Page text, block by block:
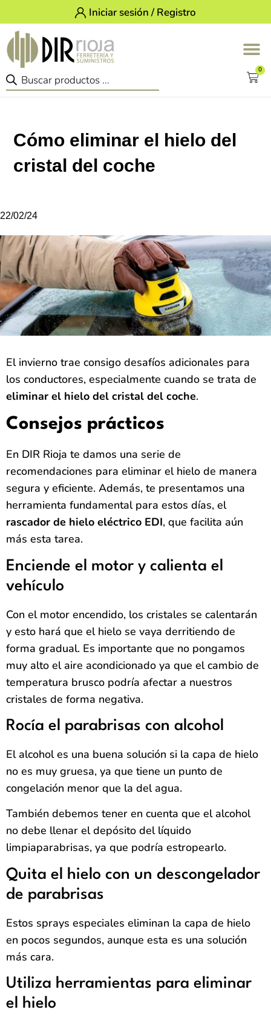
Iniciar sesión / Registro
0
Cómo eliminar el hielo del
cristal del coche
22/02/24
El invierno trae consigo desafíos adicionales para
los conductores, especialmente cuando se trata de
eliminar el hielo del cristal del coche.
Consejos prácticos
En DIR Rioja te damos una serie de
recomendaciones para eliminar el hielo de manera
segura y eficiente. Además, te presentamos una
herramienta fundamental para estos días, el
rascador de hielo eléctrico EDI, que facilita aún
más esta tarea.
Enciende el motor y calienta el
vehículo
Con el motor encendido, los cristales se calentarán
y esto hará que el hielo se vaya derritiendo de
forma gradual. Es importante que no pongamos
muy alto el aire acondicionado ya que el cambio de
temperatura brusco podría afectar a nuestros
cristales de forma negativa.
Rocía el parabrisas con alcohol
El alcohol es una buena solución si la capa de hielo
no es muy gruesa, ya que tiene un punto de
congelación menor que la del agua.
También debemos tener en cuenta que el alcohol
no debe llenar el depósito del líquido
limpiaparabrisas, ya que podría estropearlo.
Quita el hielo con un descongelador
de parabrisas
Estos sprays especiales eliminan la capa de hielo
en pocos segundos, aunque esta es una solución
más cara.
Utiliza herramientas para eliminar
el hielo